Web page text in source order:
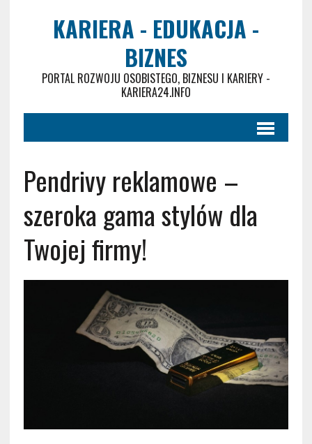
KARIERA - EDUKACJA -
BIZNES
PORTAL ROZWOJU OSOBISTEGO, BIZNESU I KARIERY -
KARIERA24.INFO
Pendrivy reklamowe –
szeroka gama stylów dla
Twojej firmy!